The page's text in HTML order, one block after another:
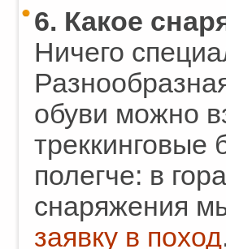
6. Какое
Ничего
обуви можно
треккинговые
полегче: в
снаряжения
заявку в поход